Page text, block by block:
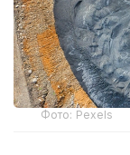
Фото: Pexels